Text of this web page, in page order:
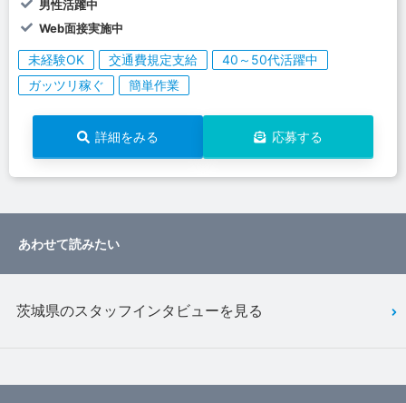
男性活躍中
Web面接実施中
未経験OK 交通費規定支給
40～50代活躍中
ガッツリ稼ぐ
簡単作業
詳細をみる 応募する
あわせて読みたい
茨城県のスタッフインタビューを見る